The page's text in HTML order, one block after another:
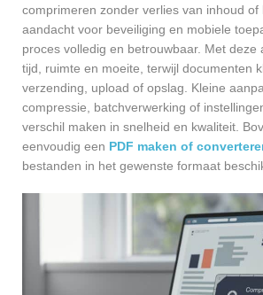
comprimeren zonder verlies van inhoud of
aandacht voor beveiliging en mobiele
proces volledig en betrouwbaar. Met deze
tijd, ruimte en moeite, terwijl documenten
verzending, upload of opslag. Kleine
compressie, batchverwerking of
verschil maken in snelheid en kwaliteit.
eenvoudig een PDF maken of
bestanden in het gewenste formaat